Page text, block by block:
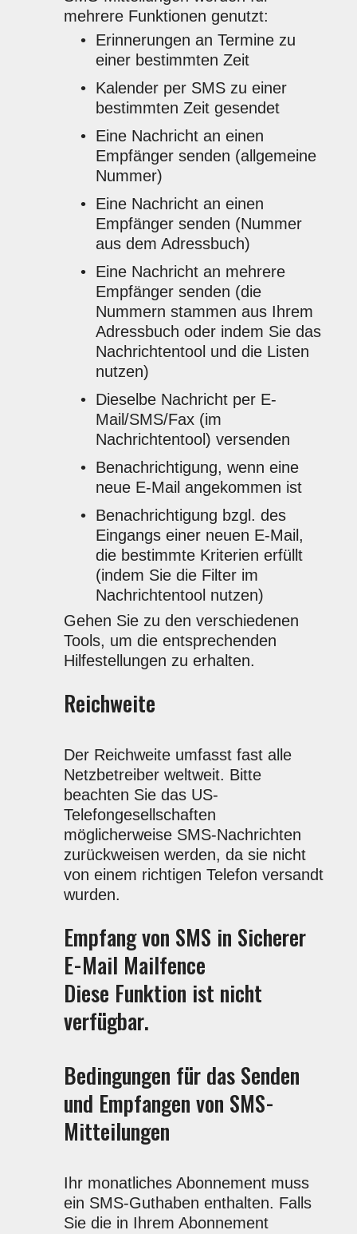
mehrere Funktionen genutzt:
Erinnerungen an Termine zu
einer bestimmten Zeit
Kalender per SMS zu einer
bestimmten Zeit gesendet
Eine Nachricht an einen
Empfänger senden (allgemeine
Nummer)
Eine Nachricht an einen
Empfänger senden (Nummer
aus dem Adressbuch)
Eine Nachricht an mehrere
Empfänger senden (die
Nummern stammen aus Ihrem
Adressbuch oder indem Sie das
Nachrichtentool und die Listen
nutzen)
Dieselbe Nachricht per E-
Mail/SMS/Fax (im
Nachrichtentool) versenden
Benachrichtigung, wenn eine
neue E-Mail angekommen ist
Benachrichtigung bzgl. des
Eingangs einer neuen E-Mail,
die bestimmte Kriterien erfüllt
(indem Sie die Filter im
Nachrichtentool nutzen)
Gehen Sie zu den verschiedenen
Tools, um die entsprechenden
Hilfestellungen zu erhalten.
Reichweite
Der Reichweite umfasst fast alle
Netzbetreiber weltweit. Bitte
beachten Sie das US-
Telefongesellschaften
möglicherweise SMS-Nachrichten
zurückweisen werden, da sie nicht
von einem richtigen Telefon versandt
wurden.
Empfang von SMS in Sicherer
E-Mail Mailfence
Diese Funktion ist nicht
verfügbar.
Bedingungen für das Senden
und Empfangen von SMS-
Mitteilungen
Ihr monatliches Abonnement muss
ein SMS-Guthaben enthalten. Falls
Sie die in Ihrem Abonnement